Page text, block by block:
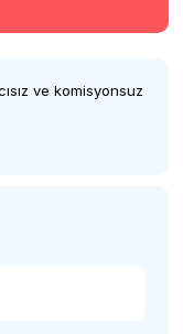
ve komisyonsuz